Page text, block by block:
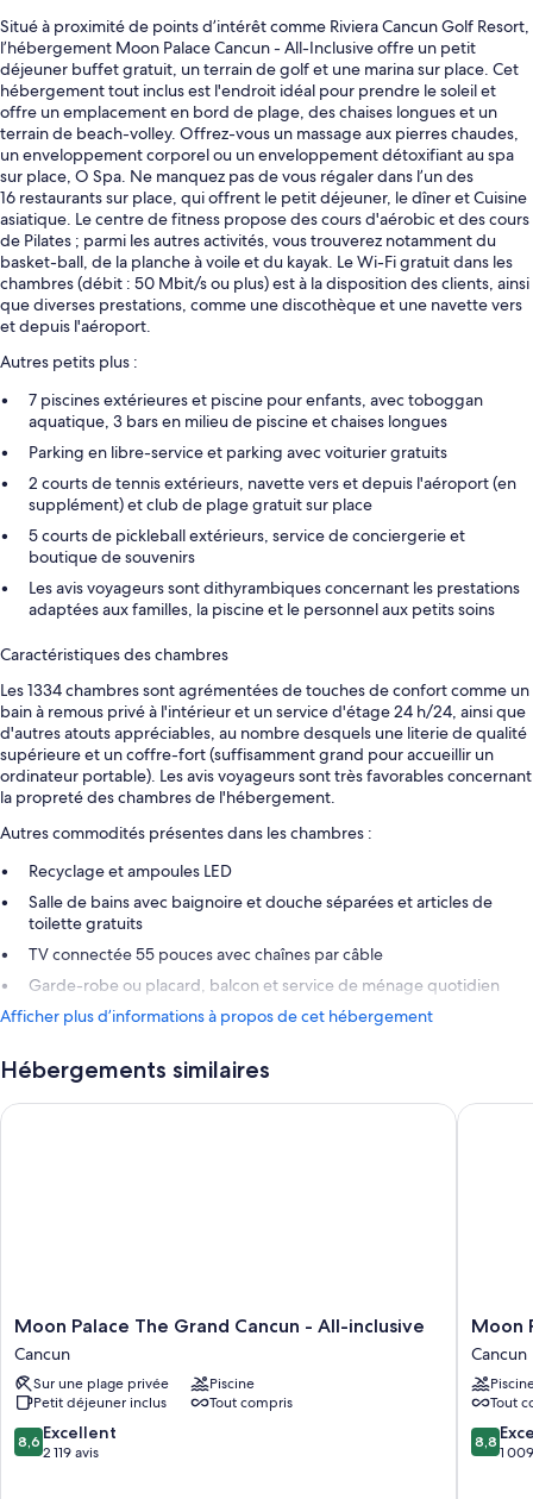
Situé à proximité de points d’intérêt comme Riviera Cancun Golf Resort,
l’hébergement Moon Palace Cancun - All-Inclusive offre un petit
déjeuner buffet gratuit, un terrain de golf et une marina sur place. Cet
hébergement tout inclus est l'endroit idéal pour prendre le soleil et
offre un emplacement en bord de plage, des chaises longues et un
terrain de beach-volley. Offrez-vous un massage aux pierres chaudes,
un enveloppement corporel ou un enveloppement détoxifiant au spa
sur place, O Spa. Ne manquez pas de vous régaler dans l’un des
16 restaurants sur place, qui offrent le petit déjeuner, le dîner et Cuisine
asiatique. Le centre de fitness propose des cours d'aérobic et des cours
de Pilates ; parmi les autres activités, vous trouverez notamment du
basket-ball, de la planche à voile et du kayak. Le Wi-Fi gratuit dans les
chambres (débit : 50 Mbit/s ou plus) est à la disposition des clients, ainsi
que diverses prestations, comme une discothèque et une navette vers
et depuis l'aéroport.
Autres petits plus :
7 piscines extérieures et piscine pour enfants, avec toboggan
aquatique, 3 bars en milieu de piscine et chaises longues
Parking en libre-service et parking avec voiturier gratuits
2 courts de tennis extérieurs, navette vers et depuis l'aéroport (en
supplément) et club de plage gratuit sur place
5 courts de pickleball extérieurs, service de conciergerie et
boutique de souvenirs
Les avis voyageurs sont dithyrambiques concernant les prestations
adaptées aux familles, la piscine et le personnel aux petits soins
Caractéristiques des chambres
Les 1334 chambres sont agrémentées de touches de confort comme un
bain à remous privé à l'intérieur et un service d'étage 24 h/24, ainsi que
d'autres atouts appréciables, au nombre desquels une literie de qualité
supérieure et un coffre-fort (suffisamment grand pour accueillir un
ordinateur portable). Les avis voyageurs sont très favorables concernant
la propreté des chambres de l'hébergement.
Autres commodités présentes dans les chambres :
Recyclage et ampoules LED
Salle de bains avec baignoire et douche séparées et articles de
toilette gratuits
TV connectée 55 pouces avec chaînes par câble
Garde-robe ou placard, balcon et service de ménage quotidien
Afficher plus d’informations à propos de cet hébergement
Hébergements similaires
Moon
Palace
The
Grand
Cancun
-
All-
Moon Palace The Grand Cancun - All-inclusive
Cancun
Sur une plage privée
Piscine
Petit déjeuner inclus
Tout compris
8.6
sur
8,6 Excellent
2 119 avis
Moon Palace The Grand Cancun - All-inclusive
Moon
Palace
Nizuc
-
All
inclusive
Cancun
Moon
Cancun
Tout
8.8
sur
8,8
1
Moon